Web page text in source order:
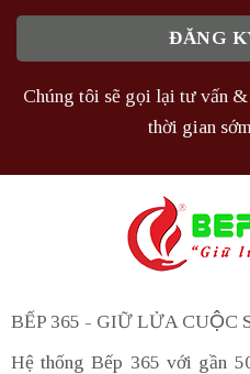
Chúng tôi sẽ gọi lại tư vấn
thời gian
BẾP 365 - GIỮ LỬA CUỘC
Hệ thống Bếp 365 với gần